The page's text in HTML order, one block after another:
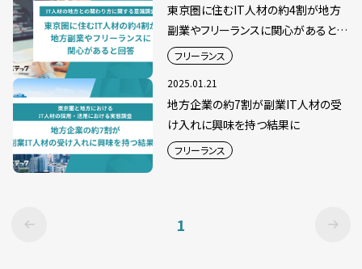
東京圏に住むIT人材の約4割が地方
副業やフリーランスに関心があると回
答フリーランス
2025.01.21
地方企業の約7割が副業IT人材の受
け入れに興味を持つ結果に
フリーランス
1